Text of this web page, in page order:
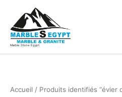
contenu
Marble Stone Egypt
Accueil / Produits identifiés “évier